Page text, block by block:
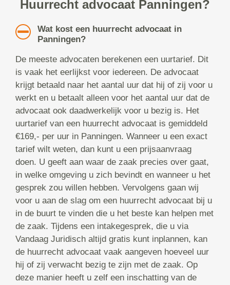
Huurrecht advocaat Panningen?
Wat kost een huurrecht advocaat in
Panningen?
De meeste advocaten berekenen een uurtarief. Dit
is vaak het eerlijkst voor iedereen. De advocaat
krijgt betaald naar het aantal uur dat hij of zij voor u
werkt en u betaalt alleen voor het aantal uur dat de
advocaat ook daadwerkelijk voor u bezig is. Het
uurtarief van een huurrecht advocaat is gemiddeld
€169,- per uur in Panningen. Wanneer u een exact
tarief wilt weten, dan kunt u een prijsaanvraag
doen. U geeft aan waar de zaak precies over gaat,
in welke omgeving u zich bevindt en wanneer u het
gesprek zou willen hebben. Vervolgens gaan wij
voor u aan de slag om een huurrecht advocaat bij u
in de buurt te vinden die u het beste kan helpen met
de zaak. Tijdens een intakegesprek, die u via
Vandaag Juridisch altijd gratis kunt inplannen, kan
de huurrecht advocaat vaak aangeven hoeveel uur
hij of zij verwacht bezig te zijn met de zaak. Op
deze manier heeft u zelf een inschatting van de